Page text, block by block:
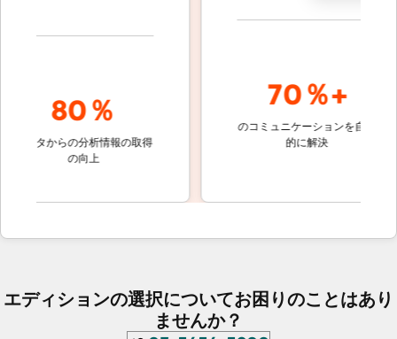
80％
タからの分析情報の取得
の向上
70％+
のコミュニケーションを自動
的に解決
顧客対
エディションの選択についてお困りのことはあり
ませんか？